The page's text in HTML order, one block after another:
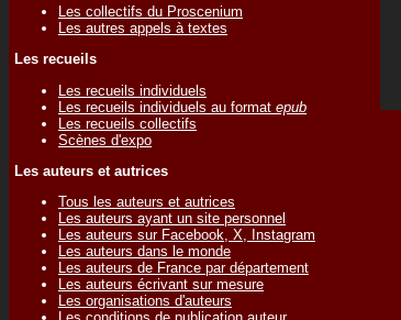
Les collectifs du Proscenium
Les autres appels à textes
Les recueils
Les recueils individuels
Les recueils individuels au format epub
Les recueils collectifs
Scènes d'expo
Les auteurs et autrices
Tous les auteurs et autrices
Les auteurs ayant un site personnel
Les auteurs sur Facebook, X, Instagram
Les auteurs dans le monde
Les auteurs de France par département
Les auteurs écrivant sur mesure
Les organisations d'auteurs